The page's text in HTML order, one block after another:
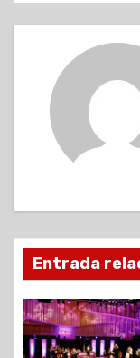
a
c
i
ó
n
Entrada